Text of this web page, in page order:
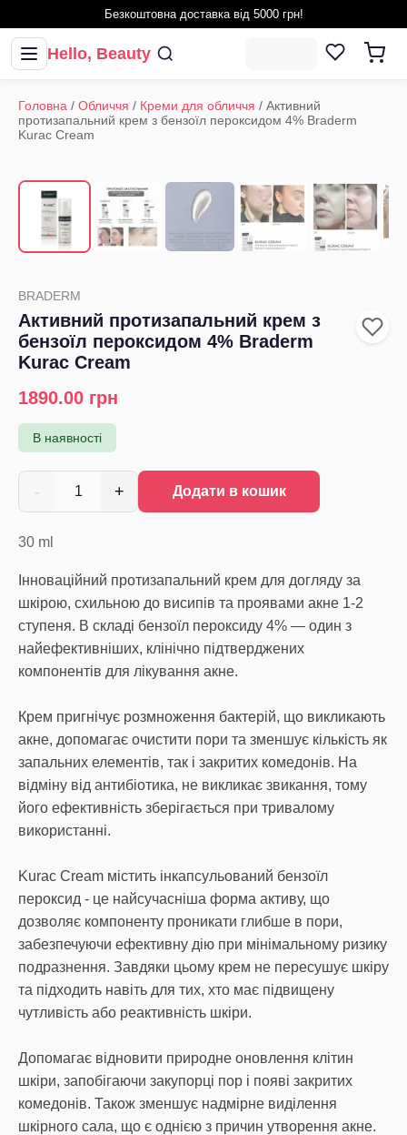
Безкоштовна доставка від 5000 грн!
Hello, Beauty
Головна / Обличчя / Креми для обличчя / Активний
протизапальний крем з бензоїл пероксидом 4% Braderm
Kurac Cream
BRADERM
Активний протизапальний крем з
бензоїл пероксидом 4% Braderm
Kurac Cream
1890.00 грн
В наявності
- 1 + Додати в кошик
30 ml
Інноваційний протизапальний крем для догляду за
шкірою, схильною до висипів та проявами акне 1-2
ступеня. В складі бензоїл пероксиду 4% — один з
найефективніших, клінічно підтверджених
компонентів для лікування акне.
Крем пригнічує розмноження бактерій, що викликають
акне, допомагає очистити пори та зменшує кількість як
запальних елементів, так і закритих комедонів. На
відміну від антибіотика, не викликає звикання, тому
його ефективність зберігається при тривалому
використанні.
Kurac Cream містить інкапсульований бензоїл
пероксид - це найсучасніша форма активу, що
дозволяє компоненту проникати глибше в пори,
забезпечуючи ефективну дію при мінімальному ризику
подразнення. Завдяки цьому крем не пересушує шкіру
та підходить навіть для тих, хто має підвищену
чутливість або реактивність шкіри.
Допомагає відновити природне оновлення клітин
шкіри, запобігаючи закупорці пор і появі закритих
комедонів. Також зменшує надмірне виділення
шкірного сала, що є однією з причин утворення акне.